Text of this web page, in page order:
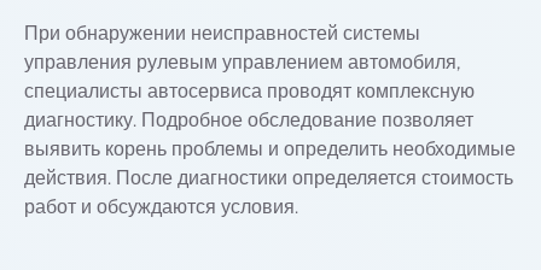
При обнаружении неисправностей системы
управления рулевым управлением автомобиля,
специалисты автосервиса проводят комплексную
диагностику. Подробное обследование позволяет
выявить корень проблемы и определить необходимые
действия. После диагностики определяется стоимость
работ и обсуждаются условия.